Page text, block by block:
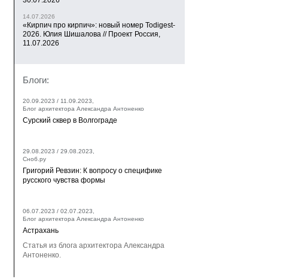
14.07.2026
«Кирпич про кирпич»: новый номер Todigest-
2026. Юлия Шишалова // Проект Россия,
11.07.2026
Блоги:
20.09.2023 / 11.09.2023,
Блог архитектора Александра Антоненко
Сурский сквер в Волгограде
29.08.2023 / 29.08.2023,
Сноб.ру
Григорий Ревзин: К вопросу о специфике
русского чувства формы
06.07.2023 / 02.07.2023,
Блог архитектора Александра Антоненко
Астрахань
Статья из блога архитектора Александра
Антоненко.